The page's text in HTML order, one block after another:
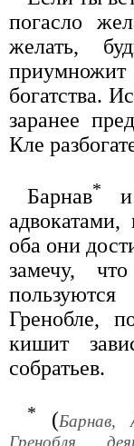
погасло
желать,
богатства.
заранее
Кле
Барнав* и
оба они
замечу,
Гренобле,
кишит
собратьев.
* (Барнав,
Гренобля,